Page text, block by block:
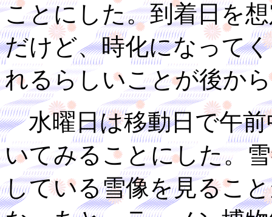
ことにした。到着日を
だけど、時化になって
れるらしいことが後か
水曜日は移動日で午前
いてみることにした。
している雪像を見るこ